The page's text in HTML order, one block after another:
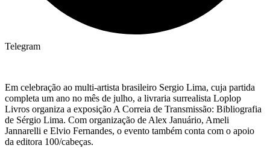
Telegram
Em celebração ao multi-artista brasileiro Sergio Lima, cuja partida
completa um ano no mês de julho, a livraria surrealista Loplop
Livros organiza a exposição A Correia de Transmissão: Bibliografia
de Sérgio Lima. Com organização de Alex Januário, Ameli
Jannarelli e Elvio Fernandes, o evento também conta com o apoio
da editora 100/cabeças.